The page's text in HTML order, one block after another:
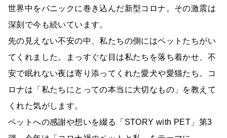
世界中をパニックに巻き込んだ新型コロナ。その激震は
深刻で今も続いています。
先の見えない不安の中、私たちの側にはペットたちがい
てくれました。まっすぐな目は私たちを落ち着かせ、不
安で眠れない夜は寄り添ってくれた愛犬や愛猫たち。コ
ロナは「私たちにとっての本当に大切なもの」を教えて
くれた気がします。
ペットへの感謝や想いを綴る「STORY with PET」第3